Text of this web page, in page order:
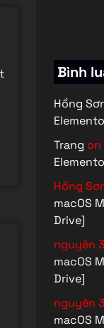
Bình
Hồng
Trang on
Hồng
macOS
Drive]
nguyên
macOS
Drive]
nguyên
macOS